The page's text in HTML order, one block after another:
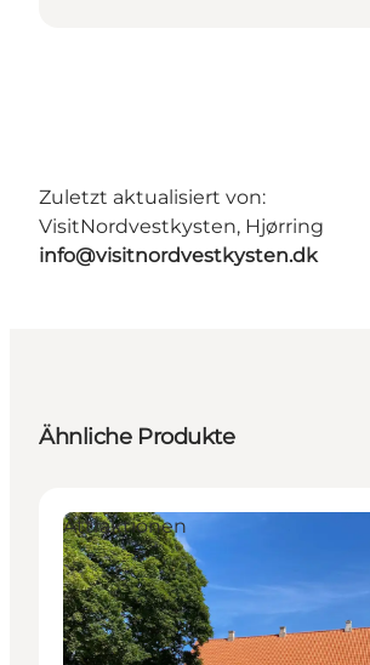
Zuletzt aktualisiert von:
VisitNordvestkysten, Hjørring
info@visitnordvestkysten.dk
Ähnliche Produkte
Attraktionen